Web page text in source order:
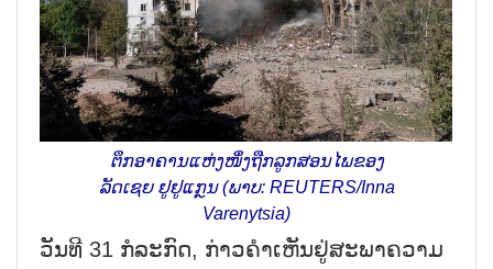
ຕຶກອາຄານແຫ່ງໜຶ່ງຖືກລູກສອນໄພຂອງ
ລັດເຊຍ ຢູຢູແກຼນ (ພາບ: REUTERS/Inna
Varenytsia)
ວັນທີ 31 ກໍລະກົດ, ກ່າວຄຳເຫັນຢູ່ສະພາຄວາມ